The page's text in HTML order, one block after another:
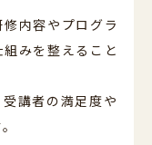
内容やプログラ
みを整えること
講者の満足度や